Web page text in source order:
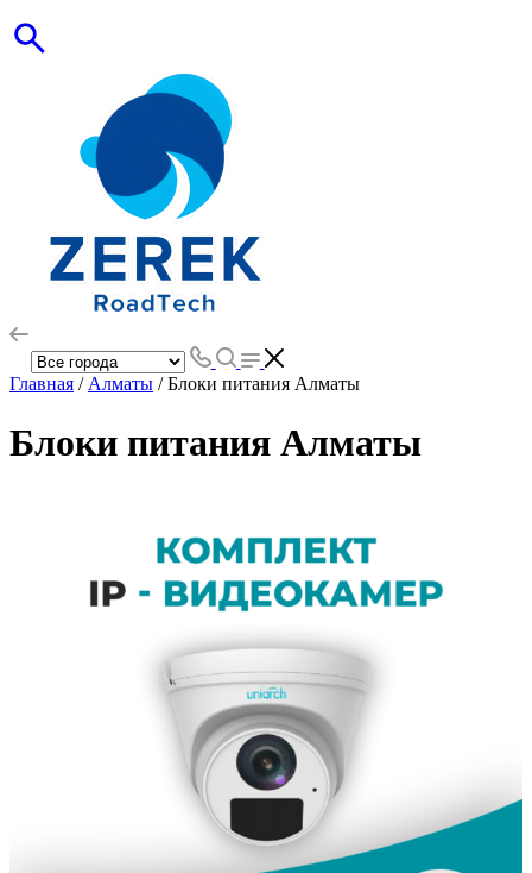
Главная / Алматы / Блоки питания Алматы
Блоки питания Алматы